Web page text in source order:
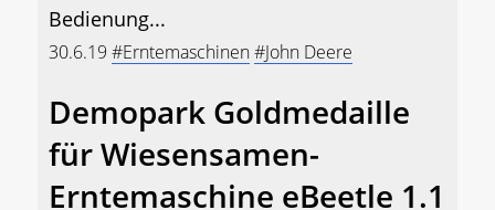
Bedienung...
30.6.19 #Erntemaschinen#John Deere
Demopark Goldmedaille
für Wiesensamen-
Erntemaschine eBeetle 1.1